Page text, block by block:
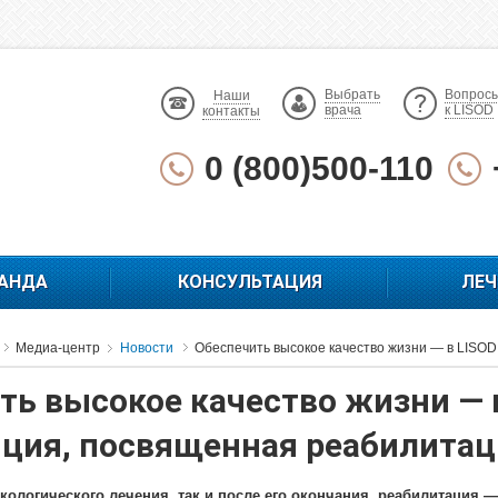
Наши
контакты
Выбрать
врача
к LISOD
0 (800)500-110
КОНСУЛЬТАЦИЯ
Медиа-центр Новости Обеспечить высокое качество жизни — в
высокое качество жизни —
посвященная